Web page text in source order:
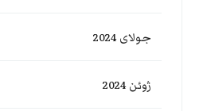
جولای 2024
ژوئن 2024